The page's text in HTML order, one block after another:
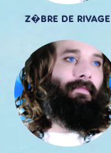
Z�BRE DE RIVAGE